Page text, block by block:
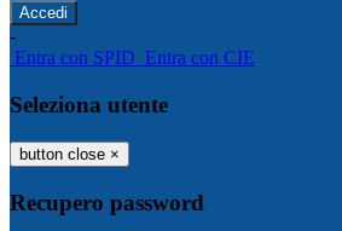
-
Entra con SPID Entra con CIE
Seleziona utente
button close ×
Recupero password